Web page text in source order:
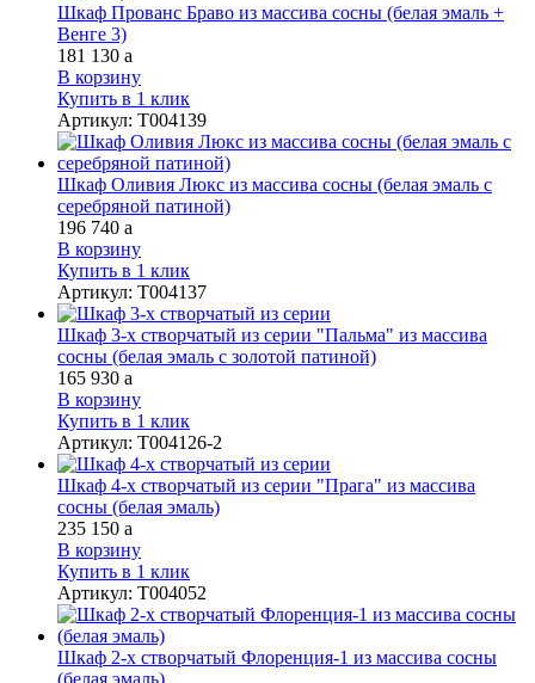
Шкаф Прованс Браво из массива сосны (белая эмаль +
Венге 3)
181 130 a
В корзину
Купить в 1 клик
Артикул: Т004139
Шкаф Оливия Люкс из массива сосны (белая эмаль с
серебряной патиной)
196 740 a
В корзину
Купить в 1 клик
Артикул: Т004137
Шкаф 3-х створчатый из серии "Пальма" из массива
сосны (белая эмаль с золотой патиной)
165 930 a
В корзину
Купить в 1 клик
Артикул: Т004126-2
Шкаф 4-х створчатый из серии "Прага" из массива
сосны (белая эмаль)
235 150 a
В корзину
Купить в 1 клик
Артикул: Т004052
Шкаф 2-х створчатый Флоренция-1 из массива сосны
(белая эмаль)